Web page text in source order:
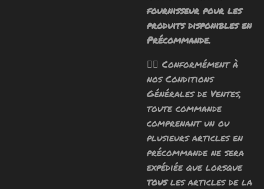
fournisseur pour les
produits disponibles en
Précommande.
🧙‍♂️ Conformément à
nos Conditions
Générales de Ventes,
toute commande
comprenant un ou
plusieurs articles en
précommande ne sera
expédiée que lorsque
tousles articles de la